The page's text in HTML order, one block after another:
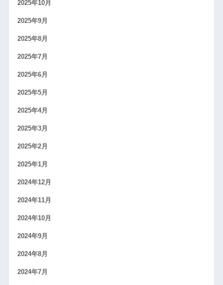
2025年10月
2025年9月
2025年8月
2025年7月
2025年6月
2025年5月
2025年4月
2025年3月
2025年2月
2025年1月
2024年12月
2024年11月
2024年10月
2024年9月
2024年8月
2024年7月